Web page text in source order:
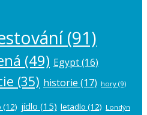
(91)
(49) Egypt(16)
(35) historie (17) hory (9)
(12) jídlo (15) letadlo (12) Londýn